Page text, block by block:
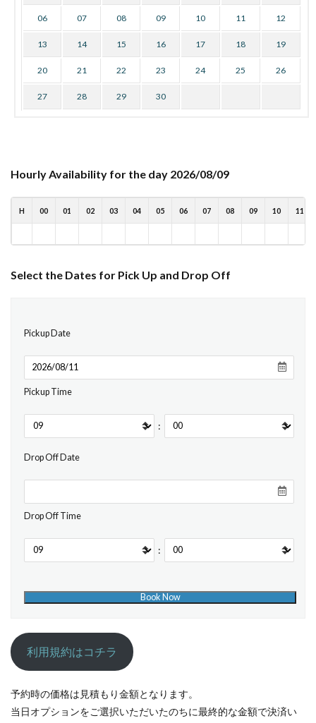
06 07 08 09 10 11 12
13 14 15 16 17 18 19
20 21 22 23 24 25 26
27 28 29 30
Hourly Availability for the day 2026/08/09
H 00 01 02 03 04 05 06 07 08 09 10 11
Select the Dates for Pick Up and Drop Off
Pickup Date
Pickup Time
:
Drop Off Date
Drop Off Time
:
利用規約はコチラ
予約時の価格は見積もり金額となります。
当日オプションをご選択いただいたのちに最終的な金額で決済い